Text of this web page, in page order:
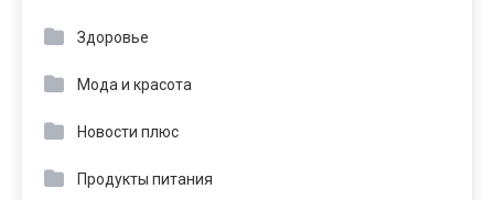
Здоровье
Мода и красота
Новости плюс
Продукты питания